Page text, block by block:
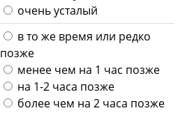
очень усталый
в то же время или редко
позже
менее чем на 1 час позже
на 1-2 часа позже
более чем на 2 часа позже